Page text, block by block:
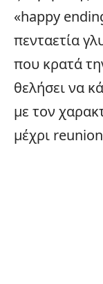
«happy
πενταετία
που κρατά
θελήσει να
με τον
μέχρι